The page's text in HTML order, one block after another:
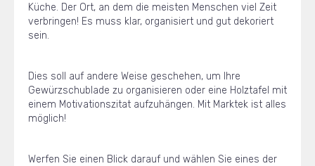
Küche. Der Ort, an dem die meisten Menschen viel Zeit
verbringen! Es muss klar, organisiert und gut dekoriert
sein.
Dies soll auf andere Weise geschehen, um Ihre
Gewürzschublade zu organisieren oder eine Holztafel mit
einem Motivationszitat aufzuhängen. Mit Marktek ist alles
möglich!
Werfen Sie einen Blick darauf und wählen Sie eines der